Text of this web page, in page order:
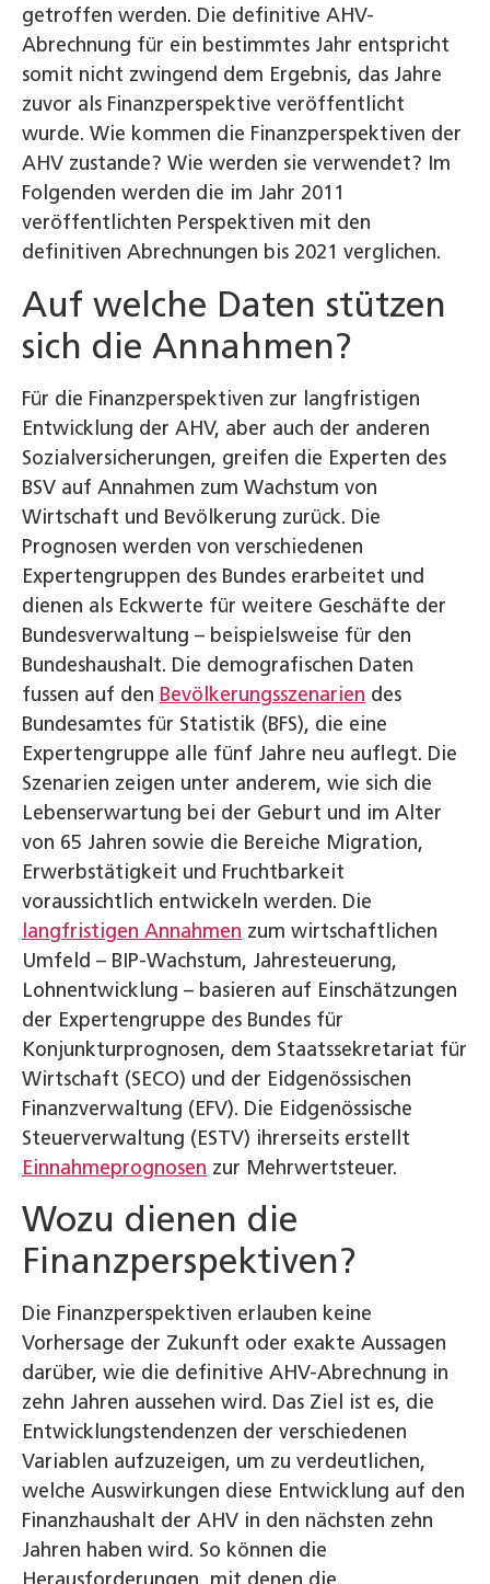
getroffen werden. Die definitive AHV-
Abrechnung für ein bestimmtes Jahr entspricht
somit nicht zwingend dem Ergebnis, das Jahre
zuvor als Finanzperspektive veröffentlicht
wurde. Wie kommen die Finanzperspektiven der
AHV zustande? Wie werden sie verwendet? Im
Folgenden werden die im Jahr 2011
veröffentlichten Perspektiven mit den
definitiven Abrechnungen bis 2021 verglichen.
Auf welche Daten stützen
sich die Annahmen?
Für die Finanzperspektiven zur langfristigen
Entwicklung der AHV, aber auch der anderen
Sozialversicherungen, greifen die Experten des
BSV auf Annahmen zum Wachstum von
Wirtschaft und Bevölkerung zurück. Die
Prognosen werden von verschiedenen
Expertengruppen des Bundes erarbeitet und
dienen als Eckwerte für weitere Geschäfte der
Bundesverwaltung – beispielsweise für den
Bundeshaushalt. Die demografischen Daten
fussen auf den Bevölkerungsszenarien des
Bundesamtes für Statistik (BFS), die eine
Expertengruppe alle fünf Jahre neu auflegt. Die
Szenarien zeigen unter anderem, wie sich die
Lebenserwartung bei der Geburt und im Alter
von 65 Jahren sowie die Bereiche Migration,
Erwerbstätigkeit und Fruchtbarkeit
voraussichtlich entwickeln werden. Die
langfristigen Annahmen zum wirtschaftlichen
Umfeld – BIP-Wachstum, Jahresteuerung,
Lohnentwicklung – basieren auf Einschätzungen
der Expertengruppe des Bundes für
Konjunkturprognosen, dem Staatssekretariat für
Wirtschaft (SECO) und der Eidgenössischen
Finanzverwaltung (EFV). Die Eidgenössische
Steuerverwaltung (ESTV) ihrerseits erstellt
Einnahmeprognosen zur Mehrwertsteuer.
Wozu dienen die
Finanzperspektiven?
Die Finanzperspektiven erlauben keine
Vorhersage der Zukunft oder exakte Aussagen
darüber, wie die definitive AHV-Abrechnung in
zehn Jahren aussehen wird. Das Ziel ist es, die
Entwicklungstendenzen der verschiedenen
Variablen aufzuzeigen, um zu verdeutlichen,
welche Auswirkungen diese Entwicklung auf den
Finanzhaushalt der AHV in den nächsten zehn
Jahren haben wird. So können die